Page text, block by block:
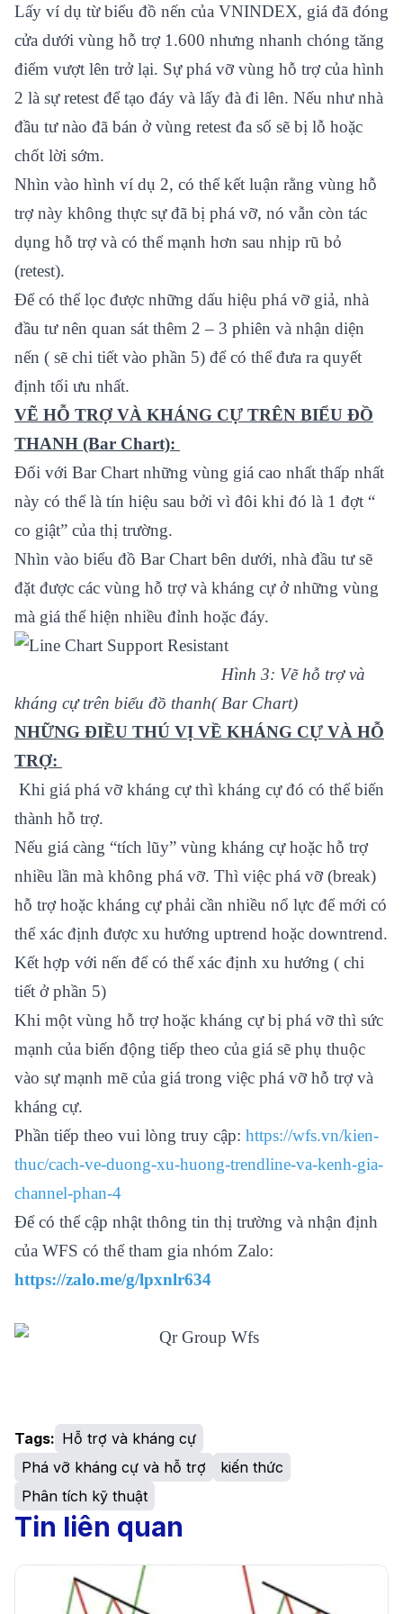
Lấy ví dụ từ biểu đồ nến của VNINDEX, giá đã đóng
cửa dưới vùng hỗ trợ 1.600 nhưng nhanh chóng tăng
điểm vượt lên trở lại. Sự phá vỡ vùng hỗ trợ của hình
2 là sự retest để tạo đáy và lấy đà đi lên. Nếu như nhà
đầu tư nào đã bán ở vùng retest đa số sẽ bị lỗ hoặc
chốt lời sớm.
Nhìn vào hình ví dụ 2, có thể kết luận rằng vùng hỗ
trợ này không thực sự đã bị phá vỡ, nó vẫn còn tác
dụng hỗ trợ và có thể mạnh hơn sau nhịp rũ bỏ
(retest).
Để có thể lọc được những dấu hiệu phá vỡ giả, nhà
đầu tư nên quan sát thêm 2 – 3 phiên và nhận diện
nến ( sẽ chi tiết vào phần 5) để có thể đưa ra quyết
định tối ưu nhất.
VẼ HỖ TRỢ VÀ KHÁNG CỰ TRÊN BIỂU ĐỒ
THANH (Bar Chart):
Đối với Bar Chart những vùng giá cao nhất thấp nhất
này có thể là tín hiệu sau bởi vì đôi khi đó là 1 đợt “
co giật” của thị trường.
Nhìn vào biểu đồ Bar Chart bên dưới, nhà đầu tư sẽ
đặt được các vùng hỗ trợ và kháng cự ở những vùng
mà giá thể hiện nhiều đỉnh hoặc đáy.
Hình 3: Vẽ hỗ trợ và
kháng cự trên biểu đồ thanh( Bar Chart)
NHỮNG ĐIỀU THÚ VỊ VỀ KHÁNG CỰ VÀ HỖ
TRỢ:
Khi giá phá vỡ kháng cự thì kháng cự đó có thể biến
thành hỗ trợ.
Nếu giá càng “tích lũy” vùng kháng cự hoặc hỗ trợ
nhiều lần mà không phá vỡ. Thì việc phá vỡ (break)
hỗ trợ hoặc kháng cự phải cần nhiều nổ lực để mới có
thể xác định được xu hướng uptrend hoặc downtrend.
Kết hợp với nến để có thể xác định xu hướng ( chi
tiết ở phần 5)
Khi một vùng hỗ trợ hoặc kháng cự bị phá vỡ thì sức
mạnh của biến động tiếp theo của giá sẽ phụ thuộc
vào sự mạnh mẽ của giá trong việc phá vỡ hỗ trợ và
kháng cự.
Phần tiếp theo vui lòng truy cập: https://wfs.vn/kien-
thuc/cach-ve-duong-xu-huong-trendline-va-kenh-gia-
channel-phan-4
Để có thể cập nhật thông tin thị trường và nhận định
của WFS có thể tham gia nhóm Zalo:
https://zalo.me/g/lpxnlr634
Tags: Hỗ trợ và kháng cự
Phá vỡ kháng cự và hỗ trợ
kiến thức
Phân tích kỹ thuật
Tin liên quan